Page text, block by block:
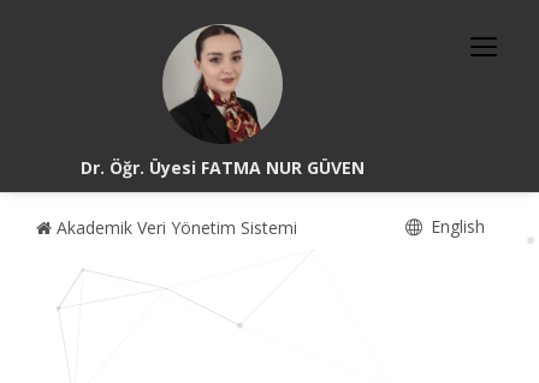
Dr. Öğr. Üyesi FATMA NUR GÜVEN
Akademik Veri Yönetim Sistemi English